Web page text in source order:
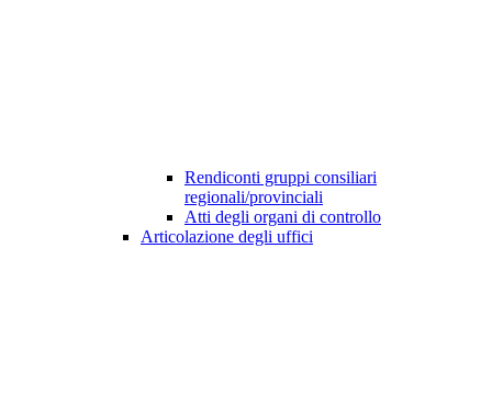
Rendiconti gruppi consiliari
regionali/provinciali
Atti degli organi di controllo
Articolazione degli uffici